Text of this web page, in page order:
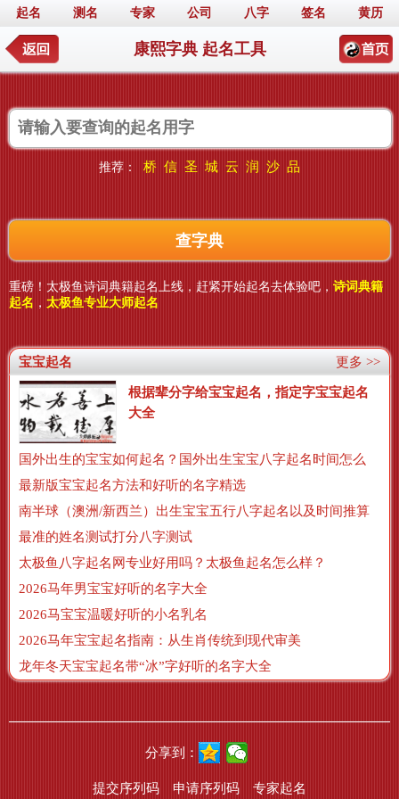
起名 测名 专家 公司 八字 签名 黄历
康熙字典 起名工具
推荐： 桥 信 圣 城 云 润 沙 品
重磅！太极鱼诗词典籍起名上线，赶紧开始起名去体验吧， 诗词典籍
起名 ， 太极鱼专业大师起名
更多 >>
宝宝起名
根据辈分字给宝宝起名，指定字宝宝起名
大全
最新版宝宝起名方法和好听的名字精选
南半球（澳洲/新西兰）出生宝宝五行八字起名以及时间推算
最准的姓名测试打分八字测试
太极鱼八字起名网专业好用吗？太极鱼起名怎么样？
2026马年男宝宝好听的名字大全
2026马宝宝温暖好听的小名乳名
2026马年宝宝起名指南：从生肖传统到现代审美
龙年冬天宝宝起名带“冰”字好听的名字大全
分享到：
提交序列码 申请序列码 专家起名